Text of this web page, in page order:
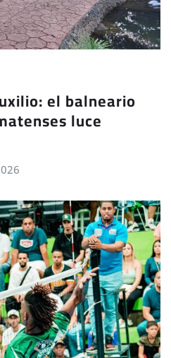
el balneario
luce